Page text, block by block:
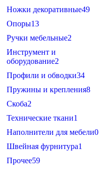
Ножки декоративные49
Опоры13
Ручки мебельные2
Инструмент и
оборудование2
Профили и обводки34
Пружины и крепления8
Скоба2
Технические ткани1
Наполнители для мебели0
Швейная фурнитура1
Прочее59